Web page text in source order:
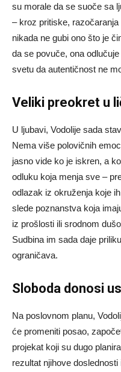
su morale da se suoče sa
– kroz pritiske, razočaranja
nikada ne gubi ono što je
da se povuče, ona
svetu da autentičnost ne
Veliki preokret u
U ljubavi, Vodolije sada
Nema više polovičnih
jasno vide ko je iskren, a
odluku koja menja sve –
odlazak iz okruženja koje
slede poznanstva koja
iz prošlosti ili srodnom
Sudbina im sada daje
ograničava.
Sloboda donosi
Na poslovnom planu,
će promeniti posao,
projekat koji su dugo
rezultat njihove